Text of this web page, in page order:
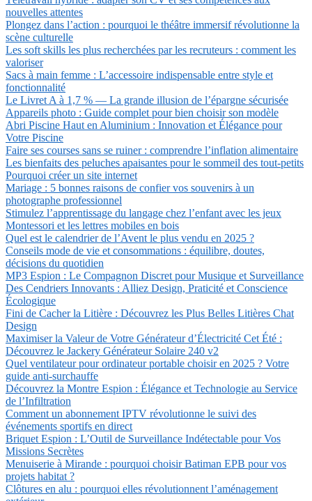
nouvelles attentes
Plongez dans l’action : pourquoi le théâtre immersif révolutionne la
scène culturelle
Les soft skills les plus recherchées par les recruteurs : comment les
valoriser
Sacs à main femme : L’accessoire indispensable entre style et
fonctionnalité
Le Livret A à 1,7 % — La grande illusion de l’épargne sécurisée
Appareils photo : Guide complet pour bien choisir son modèle
Abri Piscine Haut en Aluminium : Innovation et Élégance pour
Votre Piscine
Faire ses courses sans se ruiner : comprendre l’inflation alimentaire
Les bienfaits des peluches apaisantes pour le sommeil des tout-petits
Pourquoi créer un site internet
Mariage : 5 bonnes raisons de confier vos souvenirs à un
photographe professionnel
Stimulez l’apprentissage du langage chez l’enfant avec les jeux
Montessori et les lettres mobiles en bois
Quel est le calendrier de l’Avent le plus vendu en 2025 ?
Conseils mode de vie et consommations : équilibre, doutes,
décisions du quotidien
MP3 Espion : Le Compagnon Discret pour Musique et Surveillance
Des Cendriers Innovants : Alliez Design, Praticité et Conscience
Écologique
Fini de Cacher la Litière : Découvrez les Plus Belles Litières Chat
Design
Maximiser la Valeur de Votre Générateur d’Électricité Cet Été :
Découvrez le Jackery Générateur Solaire 240 v2
Quel ventilateur pour ordinateur portable choisir en 2025 ? Votre
guide anti-surchauffe
Découvrez la Montre Espion : Élégance et Technologie au Service
de l’Infiltration
Comment un abonnement IPTV révolutionne le suivi des
événements sportifs en direct
Briquet Espion : L’Outil de Surveillance Indétectable pour Vos
Missions Secrètes
Menuiserie à Mirande : pourquoi choisir Batiman EPB pour vos
projets habitat ?
Clôtures en alu : pourquoi elles révolutionnent l’aménagement